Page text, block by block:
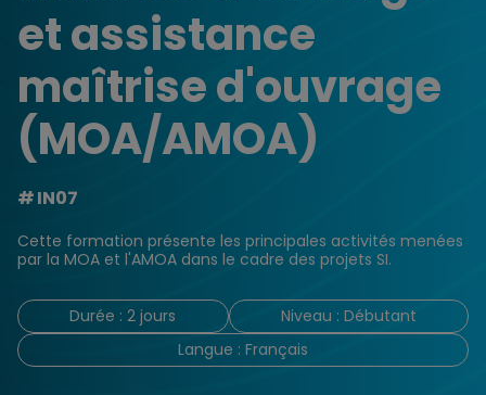
et assistance
maîtrise d'ouvrage
(MOA/AMOA)
IN07
Cette formation présente les principales activités menées
par la MOA et l'AMOA dans le cadre des projets SI.
Durée : 2 jours
Niveau : Débutant
Langue : Français